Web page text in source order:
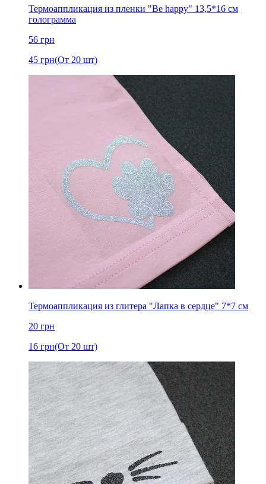
Термоаппликация из пленки "Be happy" 13,5*16 см
голограмма
56 грн
45 грн(От 20 шт)
Термоаппликация из глитера "Лапка в сердце" 7*7 см
20 грн
16 грн(От 20 шт)